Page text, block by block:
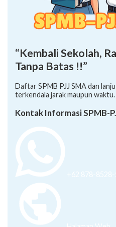
“Kembali Sekolah,
Tanpa Batas !!”
Daftar SPMB PJJ SMA dan
terkendala jarak maupun waktu.
Kontak Informasi SPMB-
+62 878-